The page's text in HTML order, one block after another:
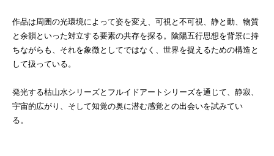
作品は周囲の光環境によって姿を変え、可視と不可視、静と動、物質
と余韻といった対立する要素の共存を探る。陰陽五行思想を背景に持
ちながらも、それを象徴としてではなく、世界を捉えるための構造と
して扱っている。
発光する枯山水シリーズとフルイドアートシリーズを通じて、静寂、
宇宙的広がり、そして知覚の奥に潜む感覚との出会いを試みてい
る。